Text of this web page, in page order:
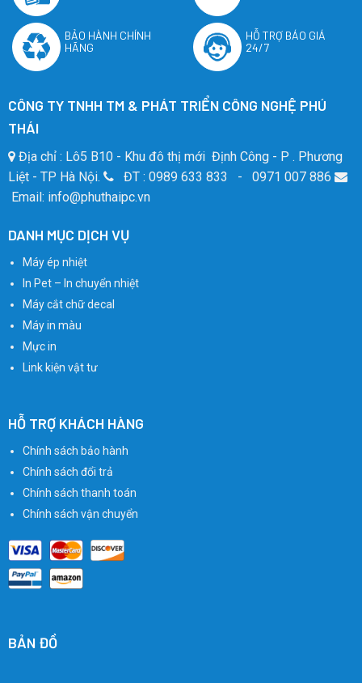
BẢO HÀNH CHÍNH
HÃNG
HỖ TRỢ BÁO GIÁ
24/7
CÔNG TY TNHH TM & PHÁT TRIỂN CÔNG NGHỆ PHÚ
THÁI
Địa chỉ : Lô5 B10 - Khu đô thị mới Định Công - P . Phương
Liệt - TP Hà Nội.
ĐT : 0989 633 833 - 0971 007 886
Email: info@phuthaipc.vn
DANH MỤC DỊCH VỤ
Máy ép nhiệt
In Pet – In chuyển nhiệt
Máy cắt chữ decal
Máy in màu
Mực in
Link kiện vật tư
HỖ TRỢ KHÁCH HÀNG
Chính sách bảo hành
Chính sách đổi trả
Chính sách thanh toán
Chính sách vận chuyển
BẢN ĐỒ